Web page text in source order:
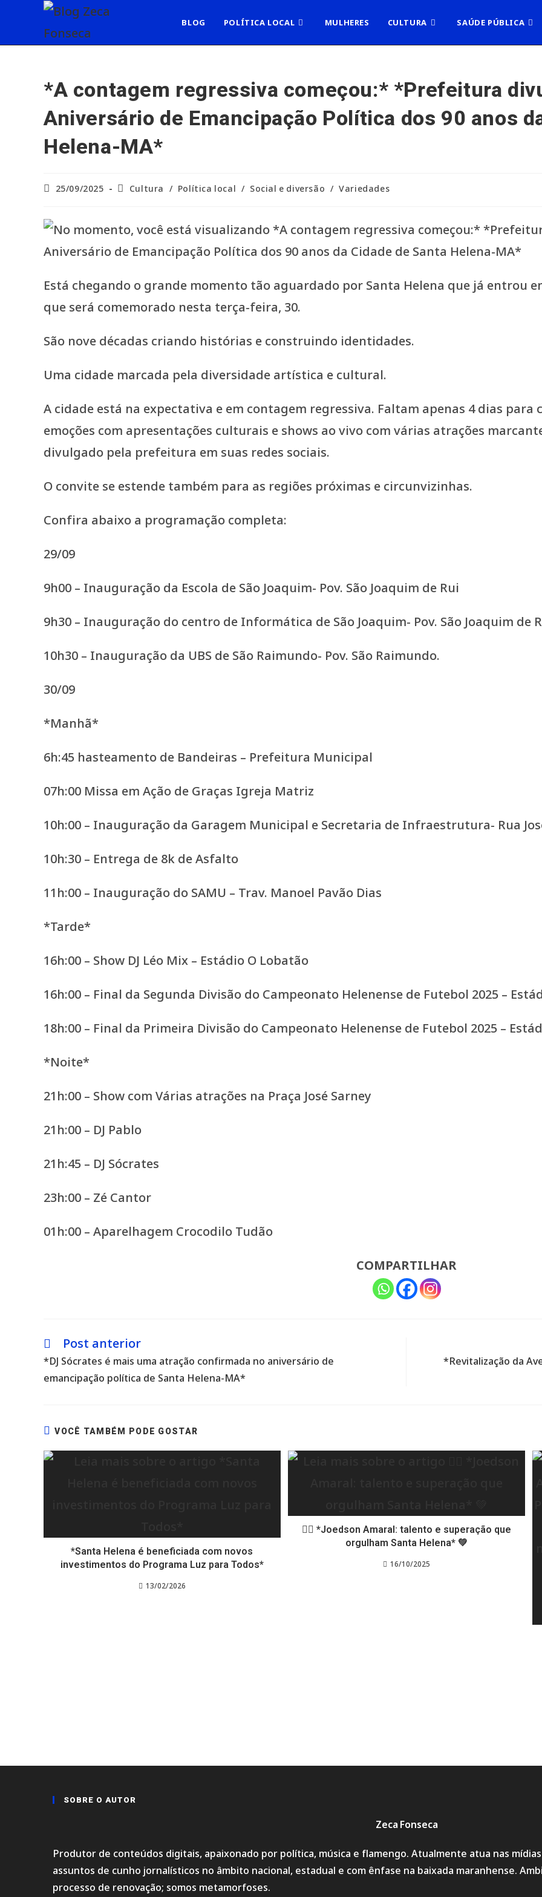
BLOG POLÍTICA LOCAL MULHERES CULTURA SAÚDE PÚBLICA
*A contagem regressiva começou:* *Prefeitura
Aniversário de Emancipação Política dos 90 anos
Helena-MA*
Post25/09/2025
Categoria
Cultura / Política local / Social e diversão / Variedades
Está chegando o grande momento tão aguardado por Santa Helena que já entrou
que será comemorado nesta terça-feira, 30.
São nove décadas criando histórias e construindo identidades.
Uma cidade marcada pela diversidade artística e cultural.
A cidade está na expectativa e em contagem regressiva. Faltam apenas 4 dias para
emoções com apresentações culturais e shows ao vivo com várias atrações
divulgado pela prefeitura em suas redes sociais.
O convite se estende também para as regiões próximas e circunvizinhas.
Confira abaixo a programação completa:
29/09
9h00 – Inauguração da Escola de São Joaquim- Pov. São Joaquim de Rui
9h30 – Inauguração do centro de Informática de São Joaquim- Pov. São Joaquim de
10h30 – Inauguração da UBS de São Raimundo- Pov. São Raimundo.
30/09
*Manhã*
6h:45 hasteamento de Bandeiras – Prefeitura Municipal
07h:00 Missa em Ação de Graças Igreja Matriz
10h:00 – Inauguração da Garagem Municipal e Secretaria de Infraestrutura- Rua
10h:30 – Entrega de 8k de Asfalto
11h:00 – Inauguração do SAMU – Trav. Manoel Pavão Dias
*Tarde*
16h:00 – Show DJ Léo Mix – Estádio O Lobatão
16h:00 – Final da Segunda Divisão do Campeonato Helenense de Futebol 2025 –
18h:00 – Final da Primeira Divisão do Campeonato Helenense de Futebol 2025 –
*Noite*
21h:00 – Show com Várias atrações na Praça José Sarney
21h:00 – DJ Pablo
21h:45 – DJ Sócrates
23h:00 – Zé Cantor
01h:00 – Aparelhagem Crocodilo Tudão
COMPARTILHAR
Leia
artigos
Post anterior
*DJ Sócrates é mais uma atração confirmada no aniversário de
emancipação política de Santa Helena-MA*
*Revitalização da
VOCÊ TAMBÉM PODE GOSTAR
*Santa Helena é beneficiada com novos
investimentos do Programa Luz para Todos*
13/02/2026
🏃‍♂️ *Joedson Amaral: talento e superação que
orgulham Santa Helena* 💚
16/10/2025
SOBRE O AUTOR
Zeca Fonseca
Produtor de conteúdos digitais, apaixonado por política, música e flamengo. Atualmente atua nas
assuntos de cunho jornalísticos no âmbito nacional, estadual e com ênfase na baixada maranhense.
processo de renovação; somos metamorfoses.